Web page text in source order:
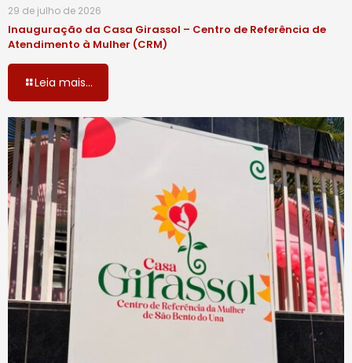
29 de julho de 2026
Inauguração da Casa Girassol – Centro de Referência de
Atendimento à Mulher (CRM)
Leia mais...